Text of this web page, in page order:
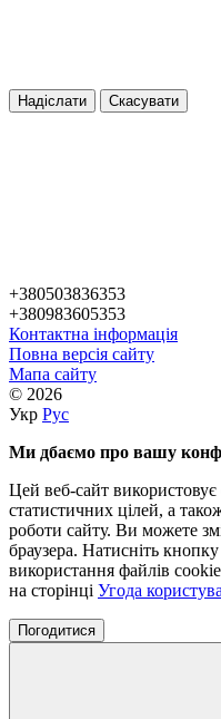
Надіслати Скасувати
+380503836353
+380983605353
Контактна інформація
Повна версія сайту
Мапа сайту
© 2026
Укр Рус
Ми дбаємо про вашу
Цей веб-сайт
статистичних цілей, а
роботи сайту. Ви можете
браузера. Натисніть
використання файлів
на сторінці Угода
Погодитися